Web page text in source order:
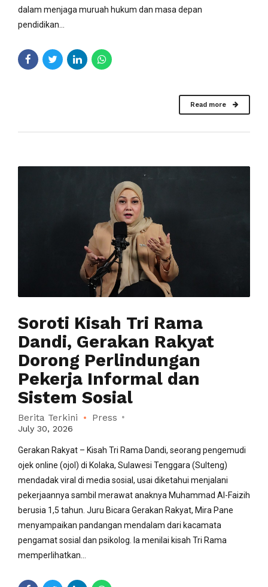
dalam menjaga muruah hukum dan masa depan
pendidikan...
Read more
Soroti Kisah Tri Rama
Dandi, Gerakan Rakyat
Dorong Perlindungan
Pekerja Informal dan
Sistem Sosial
Berita Terkini Press
July 30, 2026
Gerakan Rakyat – Kisah Tri Rama Dandi, seorang pengemudi
ojek online (ojol) di Kolaka, Sulawesi Tenggara (Sulteng)
mendadak viral di media sosial, usai diketahui menjalani
pekerjaannya sambil merawat anaknya Muhammad Al-Faizih
berusia 1,5 tahun. Juru Bicara Gerakan Rakyat, Mira Pane
menyampaikan pandangan mendalam dari kacamata
pengamat sosial dan psikolog. Ia menilai kisah Tri Rama
memperlihatkan...